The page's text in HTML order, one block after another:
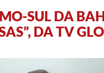
SUL DA
DA TV